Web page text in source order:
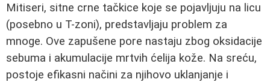
Mitiseri, sitne crne tačkice koje se pojavljuju na licu
(posebno u T-zoni), predstavljaju problem za
mnoge. Ove zapušene pore nastaju zbog oksidacije
sebuma i akumulacije mrtvih ćelija kože. Na sreću,
postoje efikasni načini za njihovo uklanjanje i